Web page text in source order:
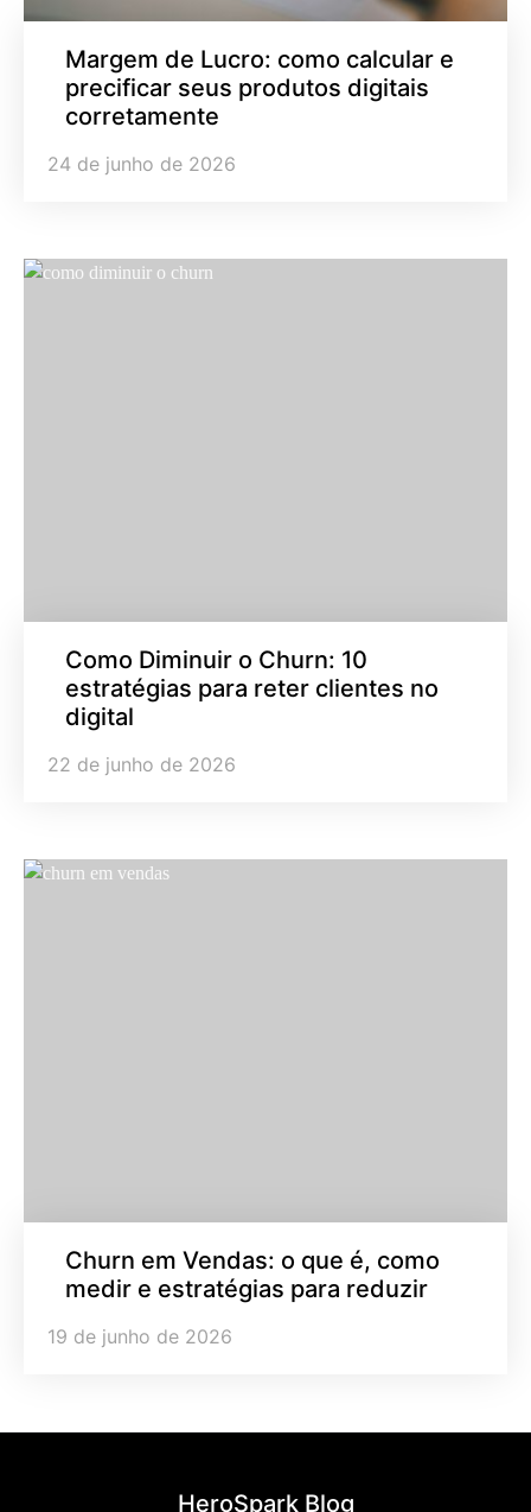
Margem de Lucro: como calcular e
precificar seus produtos digitais
corretamente
24 de junho de 2026
Como Diminuir o Churn: 10
estratégias para reter clientes no
digital
22 de junho de 2026
Churn em Vendas: o que é, como
medir e estratégias para reduzir
19 de junho de 2026
HeroSpark Blog